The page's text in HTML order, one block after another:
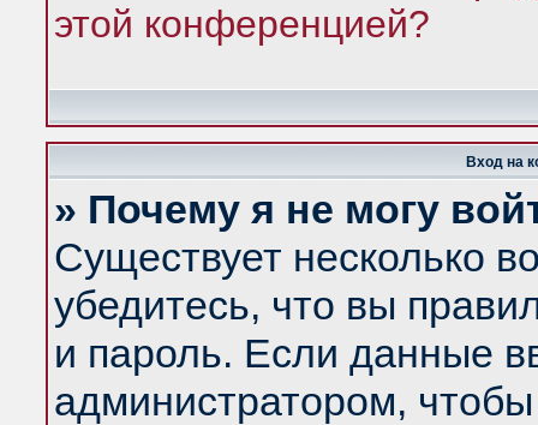
этой конференцией?
Вход на
» Почему я не могу
Существует несколько
убедитесь, что вы
и пароль. Если данные
администратором,